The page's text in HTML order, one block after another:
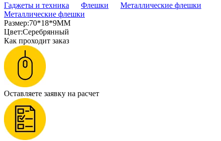
Гаджеты и техника
Флешки
Металлические флешки
Металлические флешки
Размер:70*18*9MM
Цвет:Серебрянный
Как проходит заказ
Оставляете заявку на расчет